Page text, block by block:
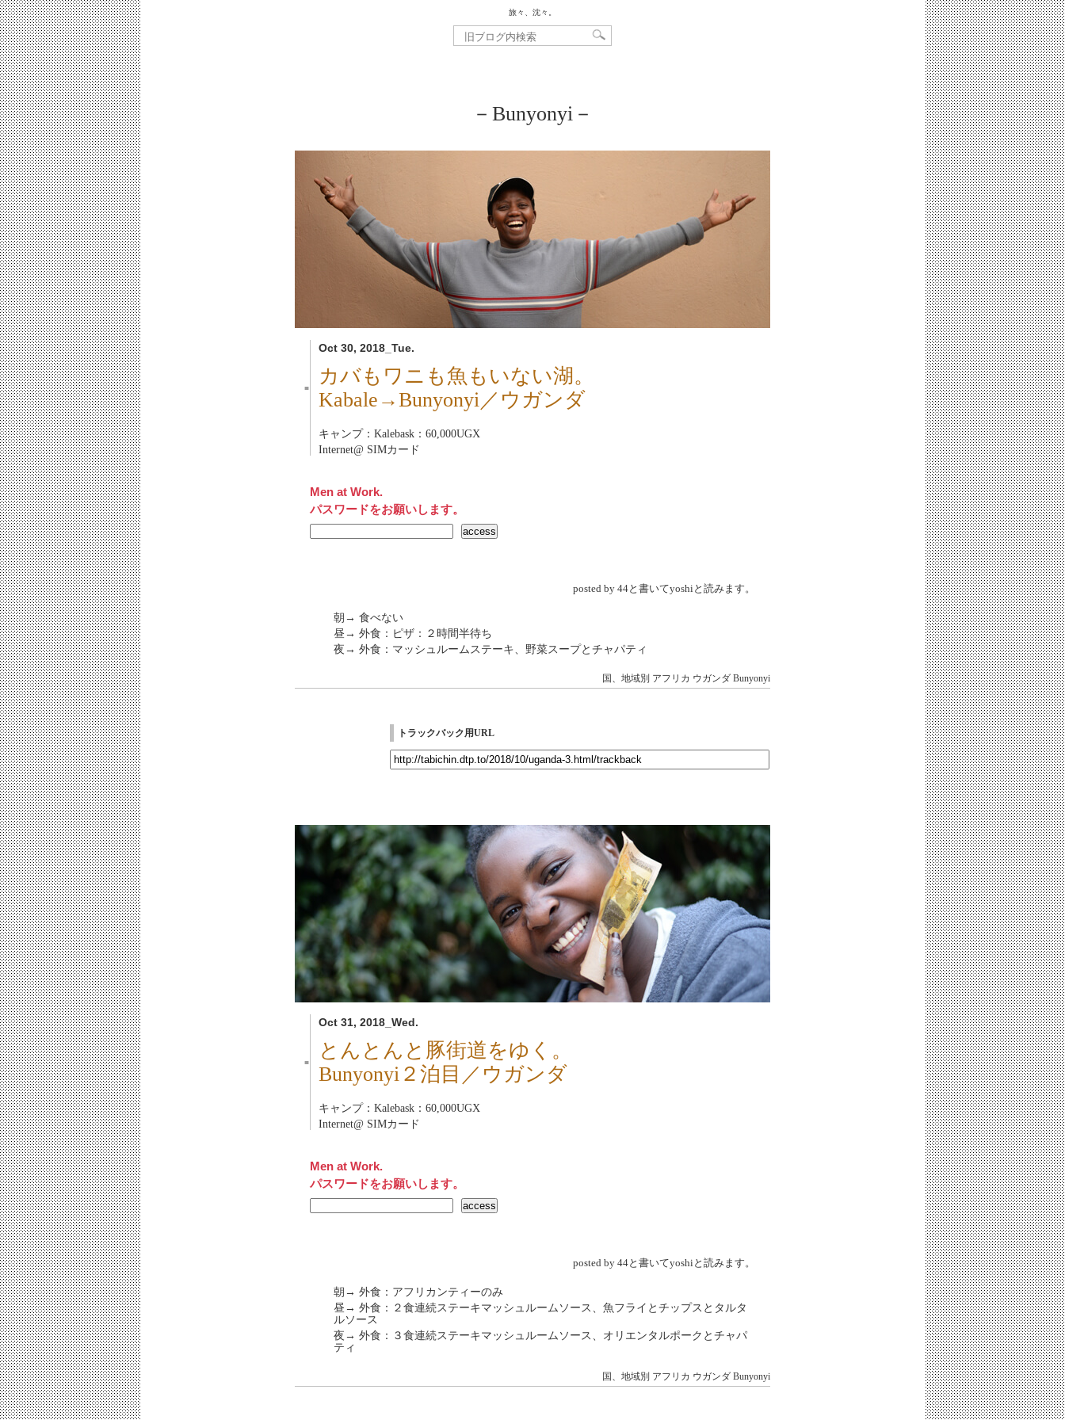
旅々、沈々。
－Bunyonyi－
Oct 30, 2018_Tue.
■
カバもワニも魚もいない湖。
Kabale→Bunyonyi／ウガンダ
キャンプ：Kalebask：60,000UGX
Internet@ SIMカード
Men at Work.
パスワードをお願いします。
posted by 44と書いてyoshiと読みます。
朝→ 食べない
昼→ 外食：ピザ：２時間半待ち
夜→ 外食：マッシュルームステーキ、野菜スープとチャパティ
国、地域別 アフリカ ウガンダ Bunyonyi
トラックバック用URL
Oct 31, 2018_Wed.
■
とんとんと豚街道をゆく。
Bunyonyi２泊目／ウガンダ
キャンプ：Kalebask：60,000UGX
Internet@ SIMカード
Men at Work.
パスワードをお願いします。
posted by 44と書いてyoshiと読みます。
朝→ 外食：アフリカンティーのみ
昼→ 外食：２食連続ステーキマッシュルームソース、魚フライとチップスとタルタ
ルソース
夜→ 外食：３食連続ステーキマッシュルームソース、オリエンタルポークとチャパ
ティ
国、地域別 アフリカ ウガンダ Bunyonyi